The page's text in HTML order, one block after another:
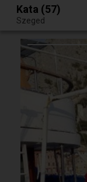
Egy jó randiból bármi
Kata (57)
Szeged